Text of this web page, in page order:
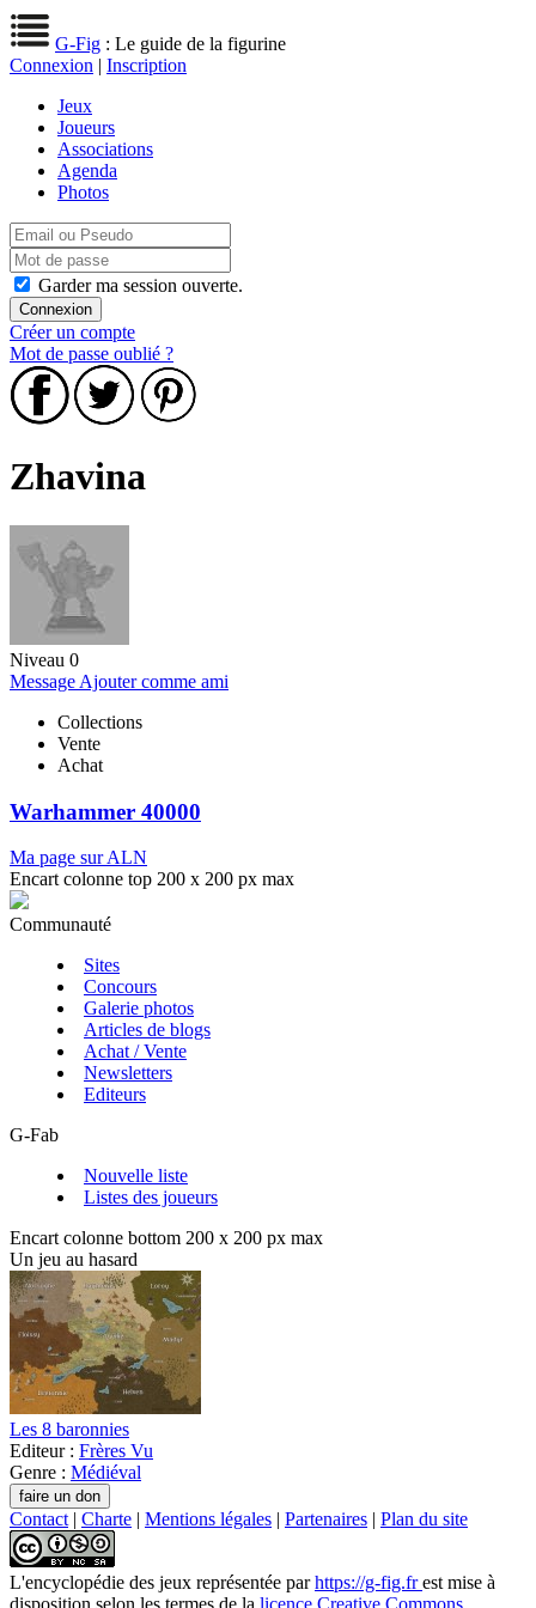
G-Fig : Le guide de la figurine
Connexion | Inscription
Jeux
Joueurs
Associations
Agenda
Photos
Garder ma session ouverte.
Créer un compte
Mot de passe oublié ?
Zhavina
Niveau 0
Message Ajouter comme ami
Collections
Vente
Achat
Warhammer 40000
Ma page sur ALN
Encart colonne top 200 x 200 px max
Communauté
Sites
Concours
Galerie photos
Articles de blogs
Achat / Vente
Newsletters
Editeurs
G-Fab
Nouvelle liste
Listes des joueurs
Encart colonne bottom 200 x 200 px max
Un jeu au hasard
Les 8 baronnies
Editeur : Frères Vu
Genre : Médiéval
Contact | Charte | Mentions légales | Partenaires | Plan du site
L'encyclopédie des jeux représentée parhttps://g-fig.frest mise à